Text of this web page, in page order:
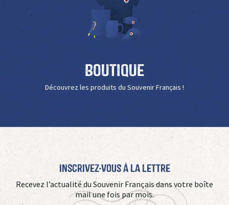
Boutique
Découvrez les produits du Souvenir Français !
Inscrivez-vous à La Lettre
Recevez l’actualité du Souvenir Français dans votre boîte
mail une fois par mois.